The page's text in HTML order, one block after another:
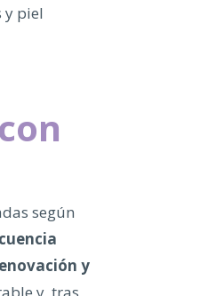
y piel
según
y
y, tras